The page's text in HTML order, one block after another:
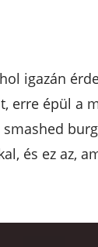
igazán
erre épül a
és ez az,